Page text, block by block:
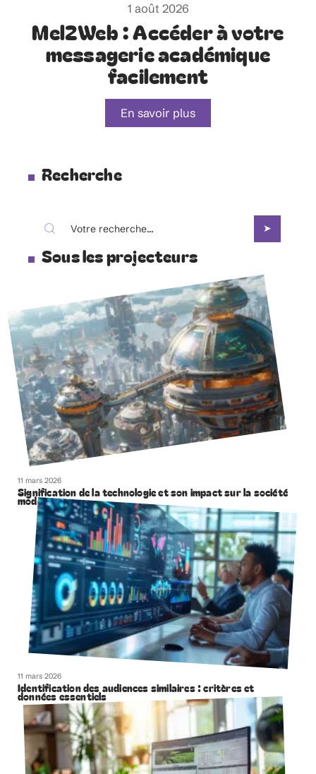
1 août 2026
Mel2Web : Accéder à votre
messagerie académique
facilement
En savoir plus
Recherche
Sous les projecteurs
11 mars 2026
Signification de la technologie et son impact sur la société
moderne
11 mars 2026
Identification des audiences similaires : critères et
données essentiels